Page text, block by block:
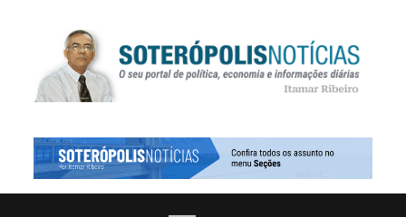
SOTERÓPOLIS NOTÍCIAS
PORTAL DE NOTÍCIAS DE SALVADOR E